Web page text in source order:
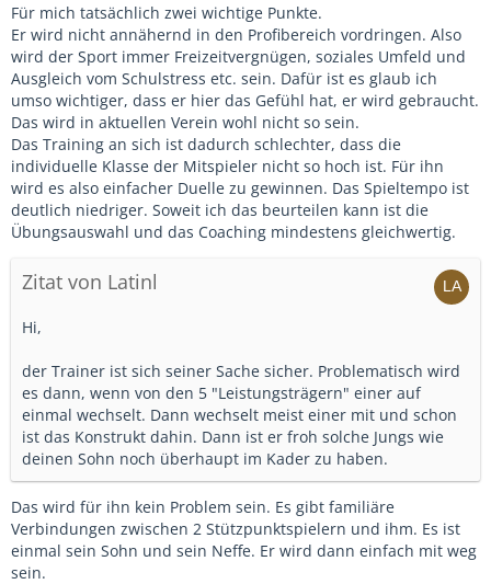
Für mich tatsächlich zwei wichtige Punkte.
Er wird nicht annähernd in den Profibereich vordringen. Also
wird der Sport immer Freizeitvergnügen, soziales Umfeld und
Ausgleich vom Schulstress etc. sein. Dafür ist es glaub ich
umso wichtiger, dass er hier das Gefühl hat, er wird gebraucht.
Das wird in aktuellen Verein wohl nicht so sein.
Das Training an sich ist dadurch schlechter, dass die
individuelle Klasse der Mitspieler nicht so hoch ist. Für ihn
wird es also einfacher Duelle zu gewinnen. Das Spieltempo ist
deutlich niedriger. Soweit ich das beurteilen kann ist die
Übungsauswahl und das Coaching mindestens gleichwertig.
Zitat von Latinl
Hi,
der Trainer ist sich seiner Sache sicher. Problematisch wird
es dann, wenn von den 5 "Leistungsträgern" einer auf
einmal wechselt. Dann wechselt meist einer mit und schon
ist das Konstrukt dahin. Dann ist er froh solche Jungs wie
deinen Sohn noch überhaupt im Kader zu haben.
Das wird für ihn kein Problem sein. Es gibt familiäre
Verbindungen zwischen 2 Stützpunktspielern und ihm. Es ist
einmal sein Sohn und sein Neffe. Er wird dann einfach mit weg
sein.